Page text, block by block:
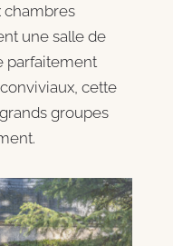
chambres
une salle de
parfaitement
cette
groupes